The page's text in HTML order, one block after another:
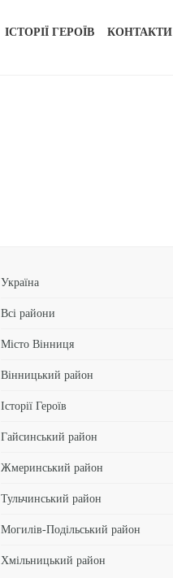
ІСТОРІЇ ГЕРОЇВ КОНТАКТИ
Україна
Всі райони
Місто Вінниця
Вінницький район
Історії Героїв
Гайсинський район
Жмеринський район
Тульчинський район
Могилів-Подільський район
Хмільницький район